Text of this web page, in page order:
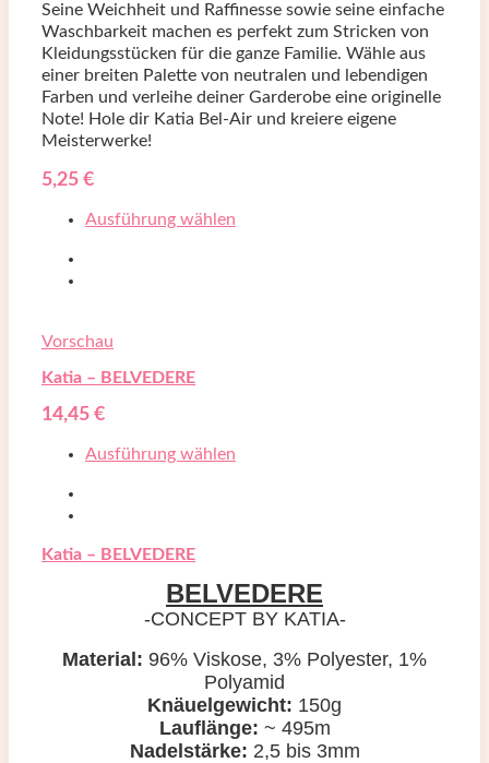
Seine Weichheit und Raffinesse sowie seine einfache
Waschbarkeit machen es perfekt zum Stricken von
Kleidungsstücken für die ganze Familie. Wähle aus
einer breiten Palette von neutralen und lebendigen
Farben und verleihe deiner Garderobe eine originelle
Note! Hole dir Katia Bel-Air und kreiere eigene
Meisterwerke!
5,25 €
Ausführung wählen
Vorschau
Katia – BELVEDERE
14,45 €
Ausführung wählen
Katia – BELVEDERE
BELVEDERE
-CONCEPT BY KATIA-
Material: 96% Viskose, 3% Polyester, 1%
Polyamid
Knäuelgewicht: 150g
Lauflänge: ~ 495m
Nadelstärke: 2,5 bis 3mm